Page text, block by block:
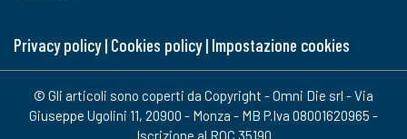
Privacy policy| Cookies policy| Impostazione cookies
© Gli articoli sono coperti da Copyright - Omni Die srl - Via
Giuseppe Ugolini 11, 20900 - Monza - MB P.Iva 08001620965 -
Iscrizione al ROC 35190